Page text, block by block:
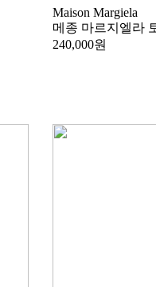
Maison Margiela
메종 마르지엘라
240,000원